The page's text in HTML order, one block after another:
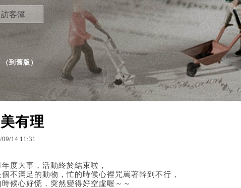
到舊版 ）
訪客簿
有理
/09/14 11:31
年度大事，活動終於結束啦，
個不滿足的動物，忙的時候心裡咒罵著幹到不行，
時候心好慌，突然變得好空虛喔～～